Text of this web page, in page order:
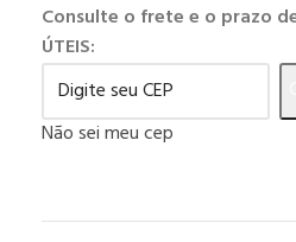
Consulte o frete e o prazo de
ÚTEIS:
Não sei meu cep